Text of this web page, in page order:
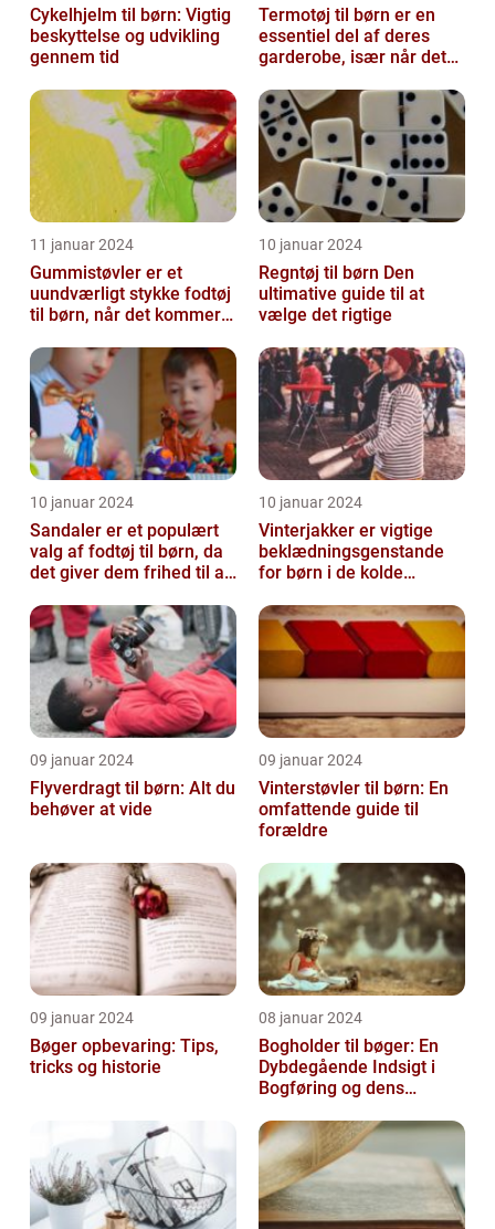
Cykelhjelm til børn: Vigtig
beskyttelse og udvikling
gennem tid
Termotøj til børn er en
essentiel del af deres
garderobe, især når det
og ak...
11 januar 2024
Gummistøvler er et
uundværligt stykke fodtøj
til børn, når det kommer
opl...
10 januar 2024
Regntøj til børn Den
ultimative guide til at
vælge det rigtige
10 januar 2024
Sandaler er et populært
valg af fodtøj til børn, da
det giver dem frihed til at
10 januar 2024
Vinterjakker er vigtige
beklædningsgenstande
for børn i de kolde
09 januar 2024
Flyverdragt til børn: Alt du
behøver at vide
09 januar 2024
Vinterstøvler til børn: En
omfattende guide til
forældre
09 januar 2024
Bøger opbevaring: Tips,
tricks og historie
08 januar 2024
Bogholder til bøger: En
Dybdegående Indsigt i
Bogføring og dens